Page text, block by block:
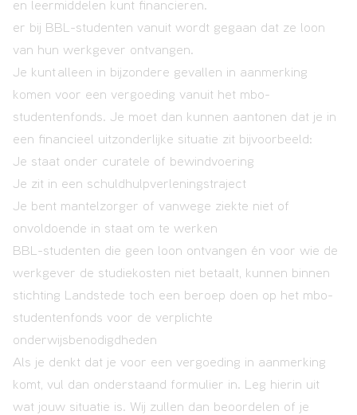
Over
ons
Contact
en leermiddelen kunt financieren.
er bij BBL-studenten vanuit wordt gegaan dat ze loon
van hun werkgever ontvangen.
Je kunt alleen in bijzondere gevallen in aanmerking
komen voor een vergoeding vanuit het mbo-
studentenfonds. Je moet dan kunnen aantonen dat je in
een financieel uitzonderlijke situatie zit bijvoorbeeld:
Je staat onder curatele of bewindvoering
Je zit in een schuldhulpverleningstraject
Je bent mantelzorger of vanwege ziekte niet of
onvoldoende in staat om te werken
BBL-studenten die geen loon ontvangen én voor wie de
werkgever de studiekosten niet betaalt, kunnen binnen
stichting Landstede toch een beroep doen op het mbo-
studentenfonds voor de verplichte
onderwijsbenodigdheden
Als je denkt dat je voor een vergoeding in aanmerking
komt, vul dan onderstaand formulier in. Leg hierin uit
wat jouw situatie is. Wij zullen dan beoordelen of je